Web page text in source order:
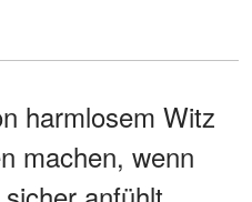
harmlosem Witz
machen, wenn